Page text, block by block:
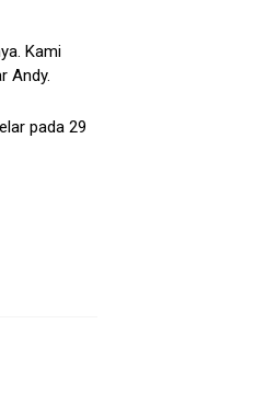
Kami
Andy.
pada 29